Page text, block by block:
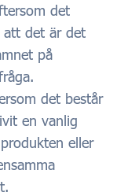
det
att det är det
på
det består
en vanlig
eller